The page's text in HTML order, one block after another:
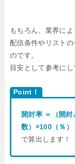
もちろん、業界に
配信条件やリスト
のです。
目安として参考にし
Point！
開封率 ＝（開
数）×100（％）
で算出します！